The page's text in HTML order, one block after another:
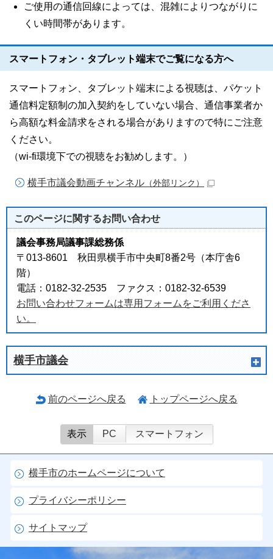
ご使用の通信回線によっては、混雑によりつながりに
くい時間帯があります。
スマートフォン・タブレット端末でご覧になる方へ
スマートフォン、タブレット端末による視聴は、パケット
通信料定額制の加入契約をしていない場合、通信事業者か
ら高額な料金請求をされる場合がありますので特にご注意
ください。
（wi-fi環境下での視聴をお勧めします。）
横手市議会動画チャンネル （外部リンク）
このページに関するお問い合わせ
議会事務局議事課総務係
〒013-8601 秋田県横手市中央町8番2号（本庁舎6
階）
電話：0182-32-2535 ファクス：0182-32-6539
お問い合わせフォームは専用フォームをご利用くださ
い。
横手市議会
前のページへ戻る トップページへ戻る
表示 PC スマートフォン
横手市のホームページについて
プライバシーポリシー
サイトマップ